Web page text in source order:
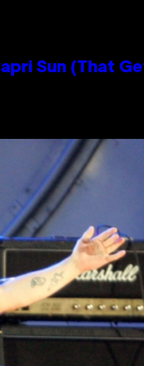
Sun (That